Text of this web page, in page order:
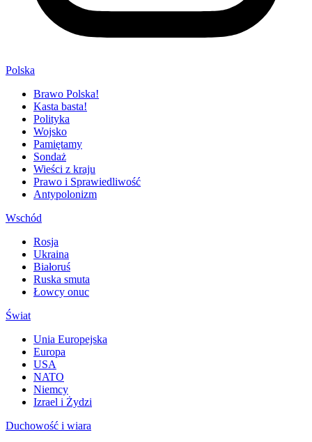
Polska
Brawo Polska!
Kasta basta!
Polityka
Wojsko
Pamiętamy
Sondaż
Wieści z kraju
Prawo i Sprawiedliwość
Antypolonizm
Wschód
Rosja
Ukraina
Białoruś
Ruska smuta
Łowcy onuc
Świat
Unia Europejska
Europa
USA
NATO
Niemcy
Izrael i Żydzi
Duchowość i wiara